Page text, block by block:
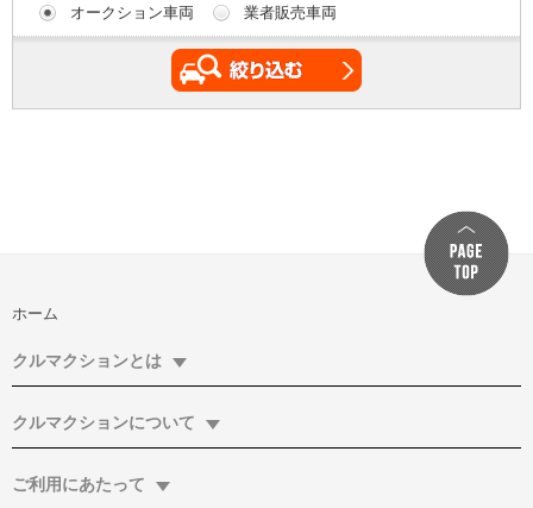
オークション車両
業者販売車両
ホーム
クルマクションとは
クルマクションについて
ご利用にあたって